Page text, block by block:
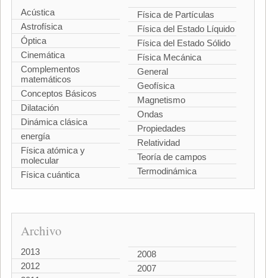
Acústica
Astrofísica
Óptica
Cinemática
Complementos
matemáticos
Conceptos Básicos
Dilatación
Dinámica clásica
energía
Física atómica y
molecular
Física cuántica
Física de Partículas
Física del Estado Líquido
Física del Estado Sólido
Física Mecánica
General
Geofísica
Magnetismo
Ondas
Propiedades
Relatividad
Teoría de campos
Termodinámica
Archivo
2013
2012
2008
2007